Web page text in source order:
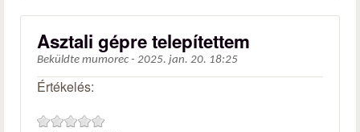
Asztali gépre telepítettem
Beküldte mumorec - 2025. jan. 20. 18:25
Értékelés: